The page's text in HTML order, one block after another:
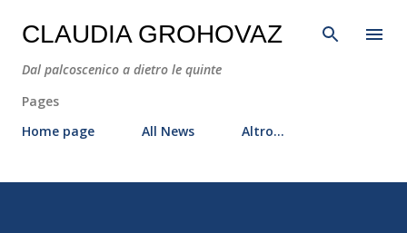
Passa ai contenuti principali
CLAUDIA GROHOVAZ
Dal palcoscenico a dietro le quinte
Pages
Home page
All News Altro…